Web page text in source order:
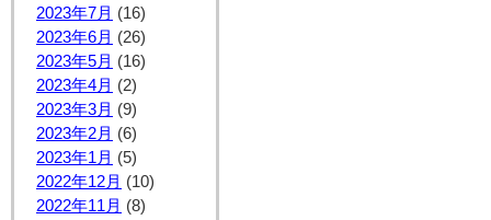
2023年7月 (16)
2023年6月 (26)
2023年5月 (16)
2023年4月 (2)
2023年3月 (9)
2023年2月 (6)
2023年1月 (5)
2022年12月 (10)
2022年11月 (8)